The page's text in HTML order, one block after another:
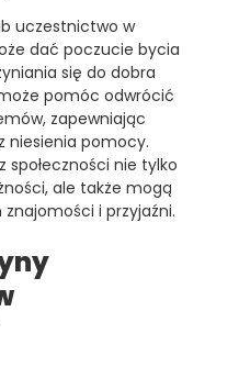
uczestnictwo w
dać poczucie bycia
się do dobra
pomóc odwrócić
zapewniając
niesienia pomocy.
społeczności nie tylko
ale także mogą
i przyjaźni.